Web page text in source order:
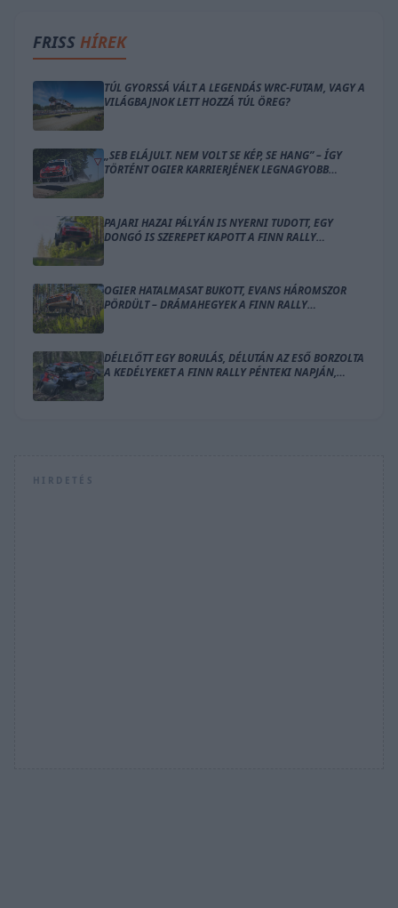
FRISS HÍREK
TÚL GYORSSÁ VÁLT A LEGENDÁS WRC-FUTAM, VAGY A
VILÁGBAJNOK LETT HOZZÁ TÚL ÖREG?
„SEB ELÁJULT. NEM VOLT SE KÉP, SE HANG” – ÍGY
TÖRTÉNT OGIER KARRIERJÉNEK LEGNAGYOBB
PAJARI HAZAI PÁLYÁN IS NYERNI TUDOTT, EGY
DONGÓ IS SZEREPET KAPOTT A FINN RALLY
OGIER HATALMASAT BUKOTT, EVANS HÁROMSZOR
PÖRDÜLT – DRÁMAHEGYEK A FINN RALLY
DÉLELŐTT EGY BORULÁS, DÉLUTÁN AZ ESŐ BORZOLTA
A KEDÉLYEKET A FINN RALLY PÉNTEKI NAPJÁN,
HIRDETÉS